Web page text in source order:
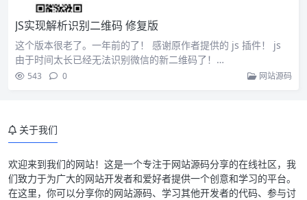
JS实现解析识别二维码 修复版
这个版本很老了。一年前的了！ 感谢原作者提供的 js 插件！ js
由于时间太长已经无法识别微信的新二维码了！…
543 0 网站源码
关于我们
欢迎来到我们的网站！这是一个专注于网站源码分享的在线社区，我
们致力于为广大的网站开发者和爱好者提供一个创意和学习的平台。
在这里，你可以分享你的网站源码、学习其他开发者的代码、参与讨